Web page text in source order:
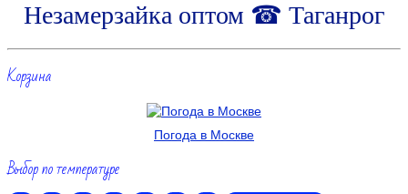
Незамерзайка оптом ☎ Таганрог
Корзина
Погода в Москве
Выбор по температуре